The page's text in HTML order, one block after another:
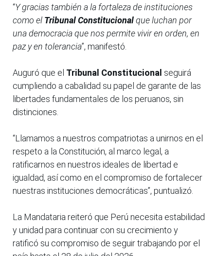
“Y gracias también a la fortaleza de instituciones
como el Tribunal Constitucionalque luchan por
una democracia que nos permite vivir en orden, en
paz y en tolerancia”, manifestó.
Auguró que el Tribunal Constitucional seguirá
cumpliendo a cabalidad su papel de garante de las
libertades fundamentales de los peruanos, sin
distinciones.
“Llamamos a nuestros compatriotas a unirnos en el
respeto a la Constitución, al marco legal, a
ratificarnos en nuestros ideales de libertad e
igualdad, así como en el compromiso de fortalecer
nuestras instituciones democráticas”, puntualizó.
La Mandataria reiteró que Perú necesita estabilidad
y unidad para continuar con su crecimiento y
ratificó su compromiso de seguir trabajando por el